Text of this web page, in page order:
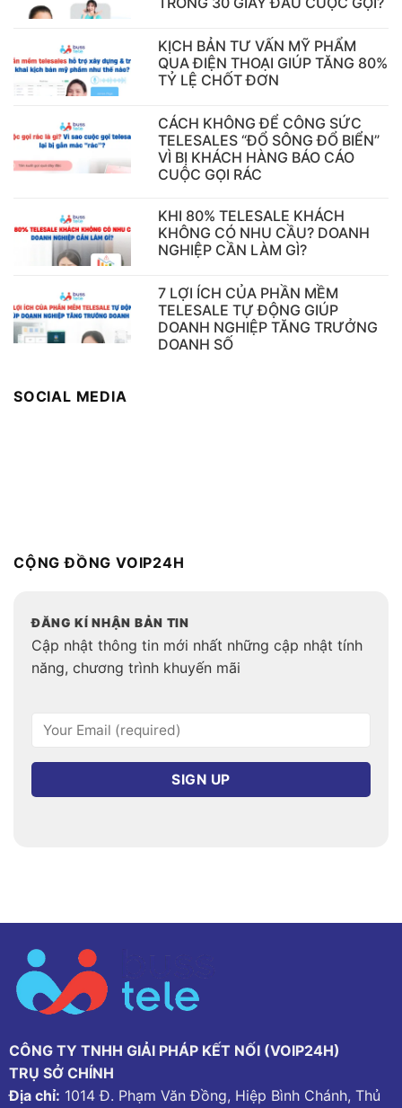
KỊCH BẢN TƯ VẤN MỸ PHẨM
QUA ĐIỆN THOẠI GIÚP TĂNG 80%
TỶ LỆ CHỐT ĐƠN
CÁCH KHÔNG ĐỂ CÔNG SỨC
TELESALES “ĐỔ SÔNG ĐỔ BIỂN”
VÌ BỊ KHÁCH HÀNG BÁO CÁO
CUỘC GỌI RÁC
KHI 80% TELESALE KHÁCH
KHÔNG CÓ NHU CẦU? DOANH
NGHIỆP CẦN LÀM GÌ?
7 LỢI ÍCH CỦA PHẦN MỀM
TELESALE TỰ ĐỘNG GIÚP
DOANH NGHIỆP TĂNG TRƯỞNG
DOANH SỐ
SOCIAL MEDIA
CỘNG ĐỒNG VOIP24H
ĐĂNG KÍ NHẬN BẢN TIN
Cập nhật thông tin mới nhất những cập nhật tính
năng, chương trình khuyến mãi
CÔNG TY TNHH GIẢI PHÁP KẾT NỐI (VOIP24H)
TRỤ SỞ CHÍNH
Địa chỉ: 1014 Đ. Phạm Văn Đồng, Hiệp Bình Chánh, Thủ